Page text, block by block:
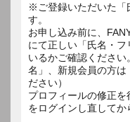
※ご登録いただいた「
す。
お申し込み前に、
にて正しい「氏名・
いるかご確認くださ
名」、新規会員の方は
ださい）
プロフィールの修正を
をログインし直して